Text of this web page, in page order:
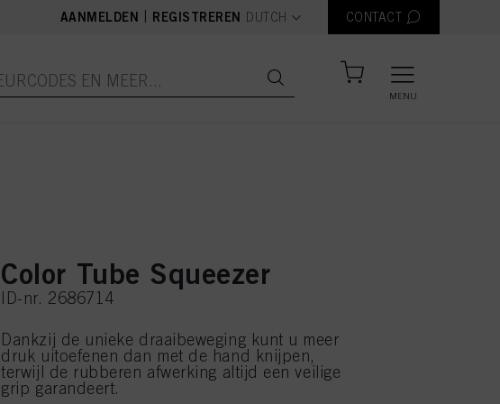
AANMELDEN REGISTREREN text.language
DUTCH CONTACT
MENU
Color Tube Squeezer
ID-nr. 2686714
Dankzij de unieke draaibeweging kunt u meer
druk uitoefenen dan met de hand knijpen,
terwijl de rubberen afwerking altijd een veilige
grip garandeert.